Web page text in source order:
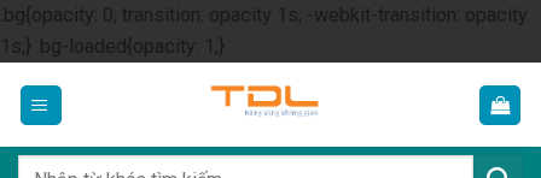
.bg{opacity: 0; transition: opacity 1s; -webkit-transition: opacity
1s;} .bg-loaded{opacity: 1;}Skip
content